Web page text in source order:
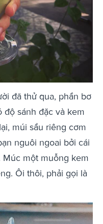
đã thử qua, phần bơ
sánh đặc và kem
múi sầu riêng cơm
nguôi ngoai bởi cái
Múc một muỗng kem
Ôi thôi, phải gọi là